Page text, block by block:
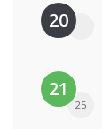
20
21
25